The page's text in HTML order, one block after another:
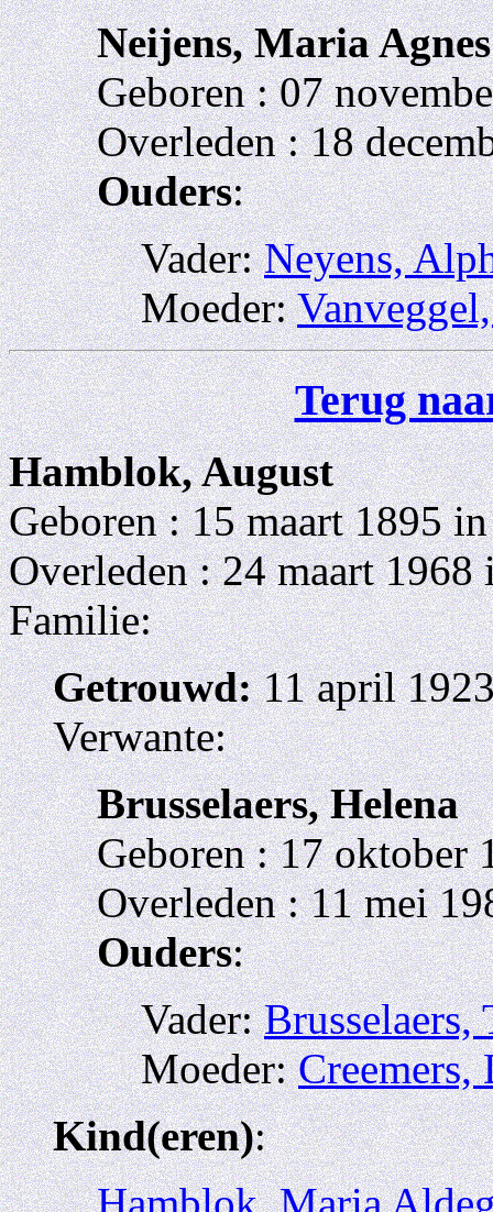
Neijens, Maria Agnes
Geboren : 07
Overleden : 18
Ouders:
Vader:Neyens,
Moeder:
Terug
Hamblok, August
Geboren : 15 maart 1895
Overleden : 24 maart
Familie:
Getrouwd:11 april
Verwante:
Brusselaers, Helena
Geboren : 17 oktober
Overleden : 11 mei
Ouders:
Vader:Brusselaers,
Moeder:Creemers,
Kind(eren):